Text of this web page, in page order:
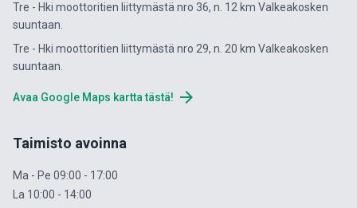
Tre - Hki moottoritien liittymästä nro 36, n. 12 km Valkeakosken
suuntaan.
Tre - Hki moottoritien liittymästä nro 29, n. 20 km Valkeakosken
suuntaan.
Avaa Google Maps kartta tästä! arrow_forward
Taimisto avoinna
Ma - Pe 09:00 - 17:00
La 10:00 - 14:00